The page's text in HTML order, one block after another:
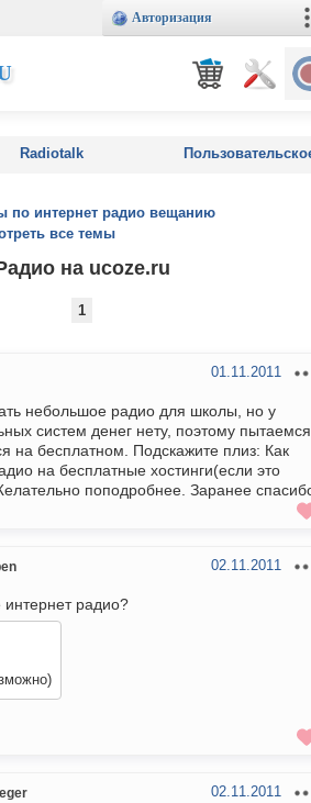
Авторизация
Radiotalk
по интернет радио вещанию
все темы
на ucoze.ru
1
01.11.2011
небольшое радио для школы, но у
систем денег нету, поэтому пытаемся
на бесплатном. Подскажите плиз: Как
на бесплатные хостинги(если это
поподробнее. Заранее
02.11.2011
радио?
02.11.2011